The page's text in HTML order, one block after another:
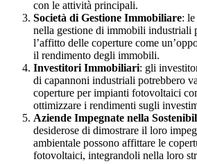
con le attività principali.
Società di Gestione Immobiliare:
nella gestione di immobili industriali
l’affitto delle coperture come
il rendimento degli immobili.
Investitori Immobiliari: gli
di capannoni industriali potrebbero
coperture per impianti fotovoltaici
ottimizzare i rendimenti sugli
Aziende Impegnate nella
desiderose di dimostrare il loro
ambientale possono affittare le
fotovoltaici, integrandoli nella loro